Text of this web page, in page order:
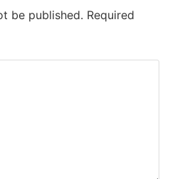
be published. Required